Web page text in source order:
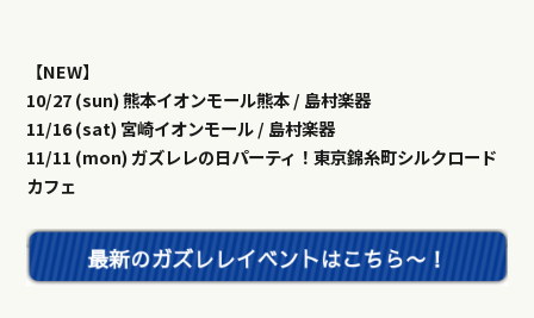
【NEW】
10/27 (sun) 熊本イオンモール熊本 / 島村楽器
11/16 (sat) 宮崎イオンモール / 島村楽器
11/11 (mon) ガズレレの日パーティ！東京錦糸町シルクロード
カフェ